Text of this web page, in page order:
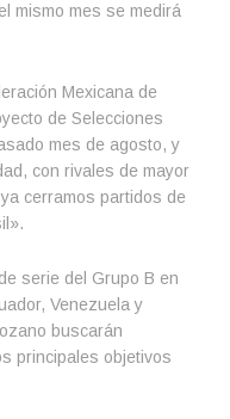
mismo mes se medirá
Mexicana de
de Selecciones
mes de agosto, y
con rivales de mayor
cerramos partidos de
serie del Grupo B en
Venezuela y
buscarán
principales objetivos